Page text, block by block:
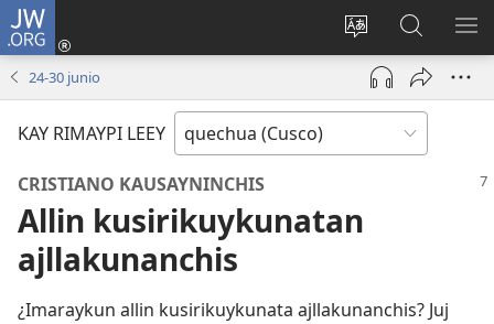
JW.ORG
Direccionpi
akllay
Sutiykiwan
jaykuy
(abre
nueva
JW.ORG
nisqapi
maskhay
24-30 junio
KAY RIMAYPI LEEY
CRISTIANO KAUSAYNINCHIS
Allin kusirikuykunatan
ajllakunanchis
¿Imaraykun allin kusirikuykunata ajllakunanchis? Juj